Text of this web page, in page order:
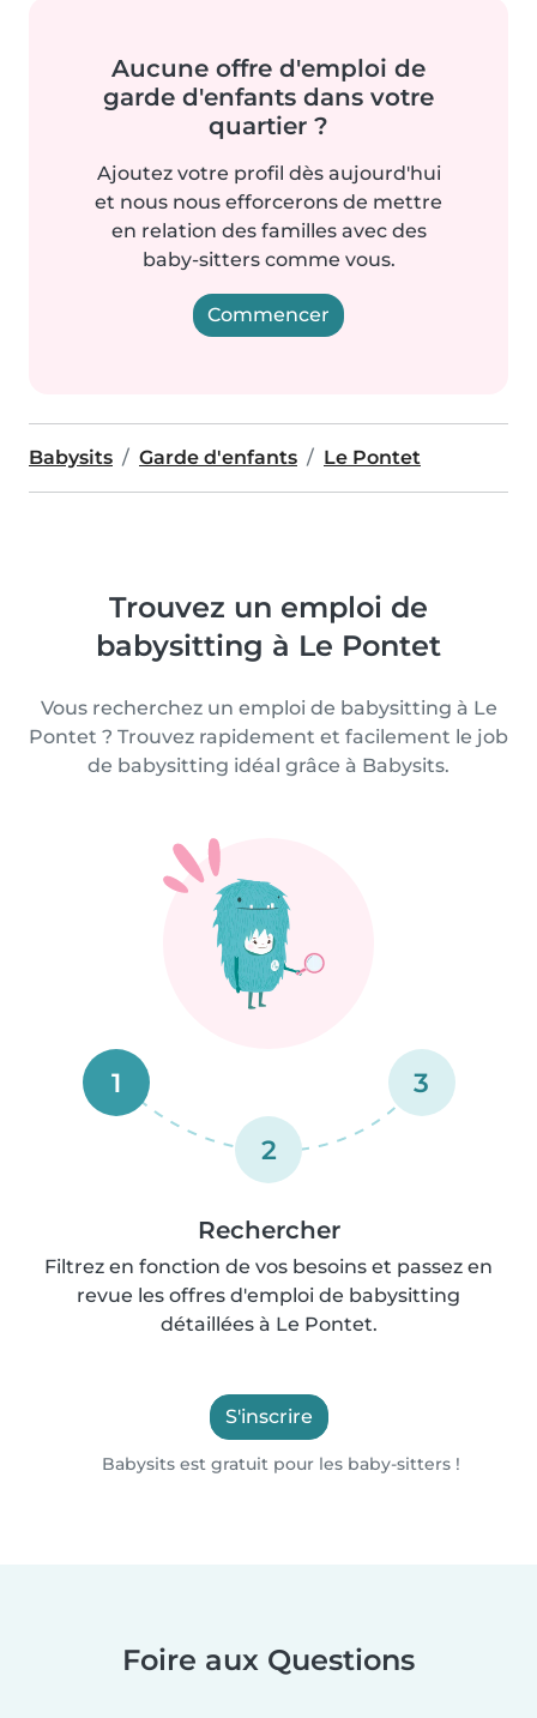
Aucune offre d'emploi de
garde d'enfants dans votre
quartier ?
Ajoutez votre profil dès aujourd'hui
et nous nous efforcerons de mettre
en relation des familles avec des
baby-sitters comme vous.
Commencer
Babysits Garde d'enfants Le Pontet
Trouvez un emploi de
babysitting à Le Pontet
Vous recherchez un emploi de babysitting à Le
Pontet ? Trouvez rapidement et facilement le job
de babysitting idéal grâce à Babysits.
1
2
3
Rechercher
Filtrez en fonction de vos besoins et passez en
revue les offres d'emploi de babysitting
détaillées à Le Pontet.
S'inscrire
Babysits est gratuit pour les baby-sitters !
Foire aux Questions